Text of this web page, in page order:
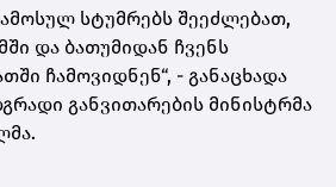
სტუმრებს შეეძლებათ,
და ბათუმიდან ჩვენს
ჩამოვიდნენ“, - განაცხადა
განვითარების მინისტრმა